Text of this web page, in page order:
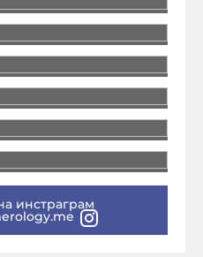
инстраграм